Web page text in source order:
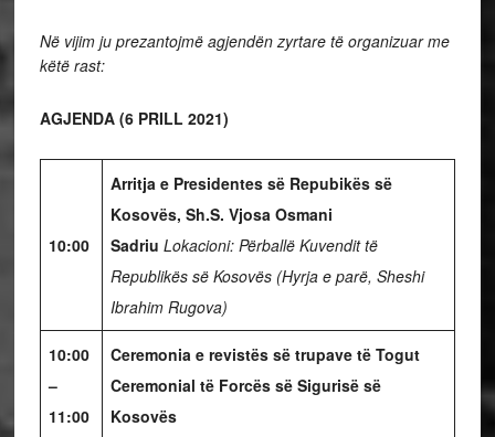
Në vijim ju prezantojmë agjendën zyrtare të organizuar me
këtë rast:
AGJENDA (6 PRILL 2021)
10:00
Arritja e Presidentes së Repubikës së
Kosovës, Sh.S. Vjosa Osmani
Sadriu Lokacioni: Përballë Kuvendit të
Republikës së Kosovës (Hyrja e parë, Sheshi
Ibrahim Rugova)
10:00
–
11:00
Ceremonia e revistës së trupave të Togut
Ceremonial të Forcës së Sigurisë së
Kosovës